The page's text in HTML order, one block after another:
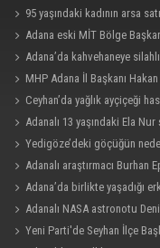
95 yaşındaki kadının arsa
Adana eski MİT Bölge
Adana’da kahvehaneye
MHP Adana İl Başkanı
değildir”
Ceyhan’da yağlık ayçiçeği
Adanalı 13 yaşındaki Ela
Yedigöze’deki göçüğün
Adanalı araştırmacı Burhan
Adana’da birlikte yaşadığı
Adanalı NASA astronotu
Yeni Parti'de Seyhan İlçe